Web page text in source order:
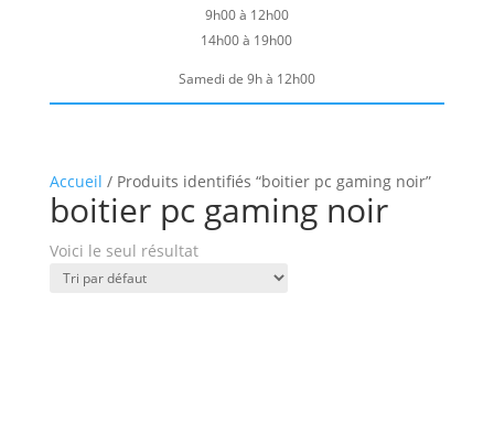
9h00 à 12h00
14h00 à 19h00
Samedi de 9h à 12h00
Accueil / Produits identifiés “boitier pc gaming noir”
boitier pc gaming noir
Voici le seul résultat